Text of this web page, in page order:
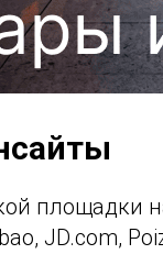
площадки
JD.com,